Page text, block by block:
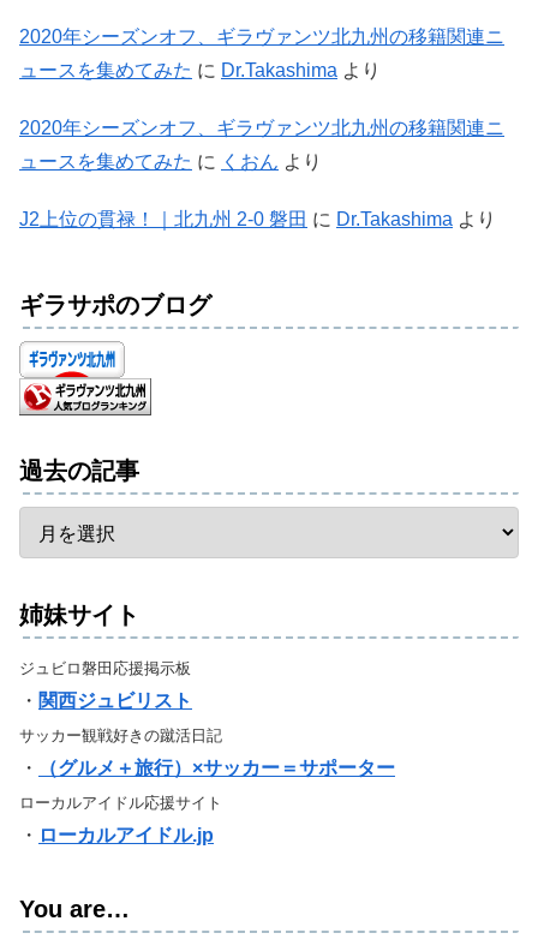
2020年シーズンオフ、ギラヴァンツ北九州の移籍関連ニ
ュースを集めてみた に Dr.Takashima より
2020年シーズンオフ、ギラヴァンツ北九州の移籍関連ニ
ュースを集めてみた に くおん より
J2上位の貫禄！｜北九州 2-0 磐田 に Dr.Takashima より
ギラサポのブログ
過去の記事
姉妹サイト
ジュビロ磐田応援掲示板
・ 関西ジュビリスト
サッカー観戦好きの蹴活日記
・ （グルメ＋旅行）×サッカー＝サポーター
ローカルアイドル応援サイト
・ ローカルアイドル.jp
You are…